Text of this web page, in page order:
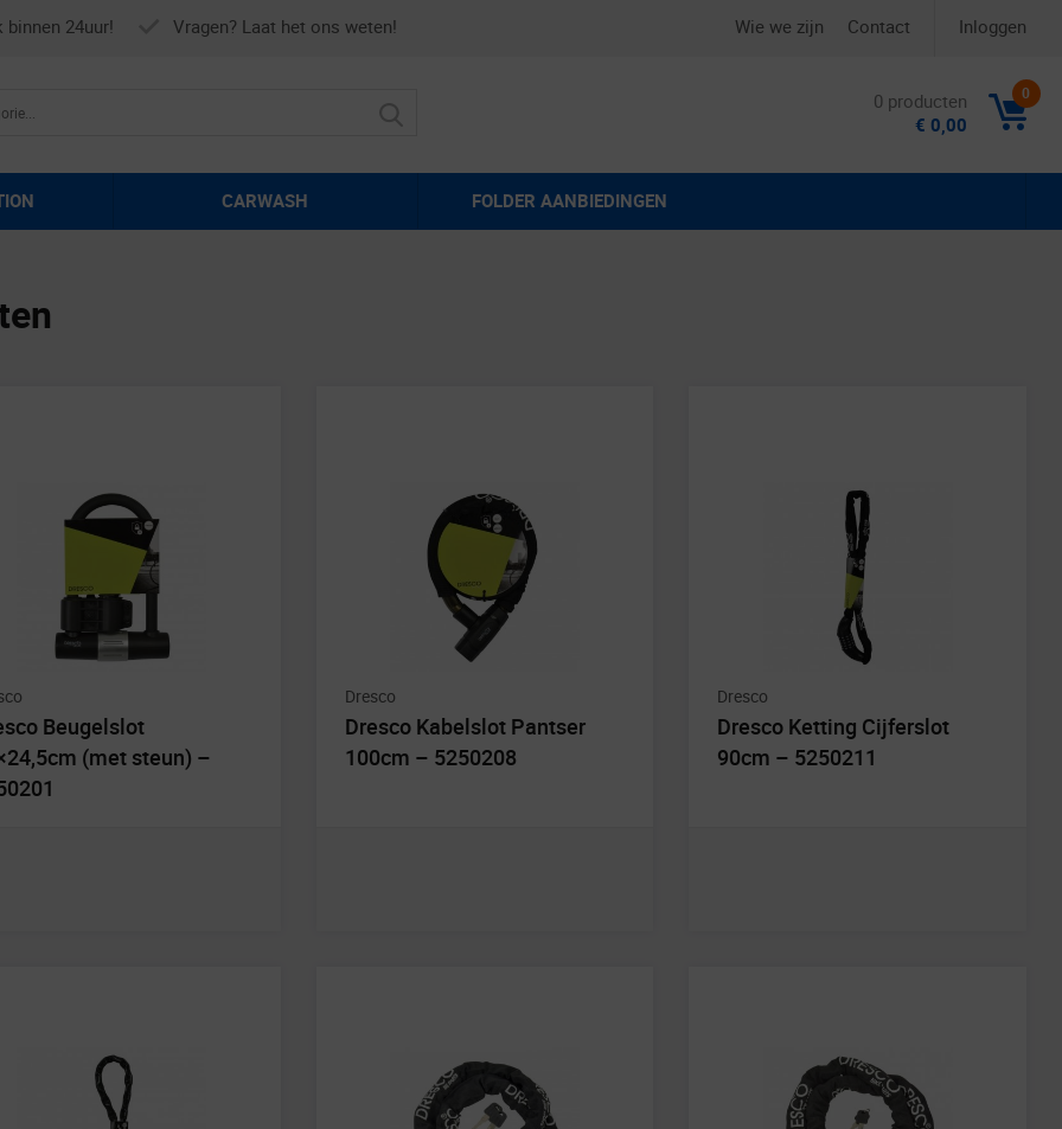
binnen 24uur! Vragen? Laat het ons weten! Wie we zijn Contact Inloggen
0
0 producten
€ 0,00
CARWASH FOLDER AANBIEDINGEN
Beugelslot
(met steun) –
Dresco
Dresco Kabelslot Pantser
100cm – 5250208
Dresco
Dresco Ketting Cijferslot
90cm – 5250211